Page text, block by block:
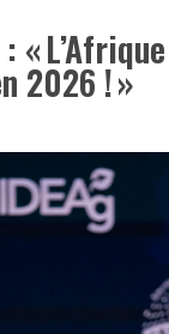
«
2026 ! »